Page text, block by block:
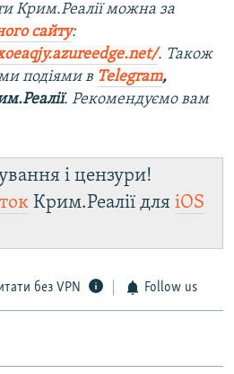
Крим.Реалії можна за
сайту:
. Також
подіями в Telegram,
. Рекомендуємо вам
і цензури!
Крим.Реалії для iOS
без VPN Follow us